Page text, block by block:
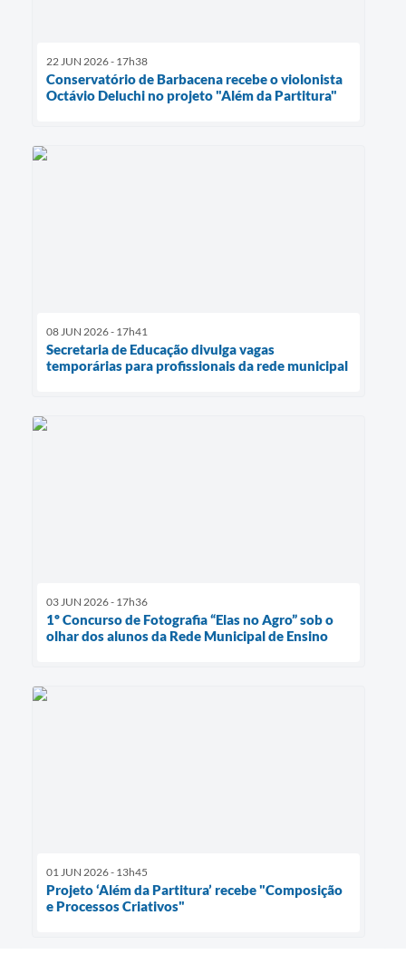
22 JUN 2026 - 17h38
Conservatório de Barbacena recebe o violonista
Octávio Deluchi no projeto "Além da Partitura"
08 JUN 2026 - 17h41
Secretaria de Educação divulga vagas
temporárias para profissionais da rede municipal
03 JUN 2026 - 17h36
1º Concurso de Fotografia “Elas no Agro” sob o
olhar dos alunos da Rede Municipal de Ensino
01 JUN 2026 - 13h45
Projeto ‘Além da Partitura’ recebe "Composição
e Processos Criativos"